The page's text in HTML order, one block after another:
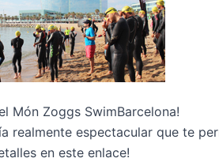
Món Zoggs SwimBarcelona!
realmente espectacular que te
en este enlace!